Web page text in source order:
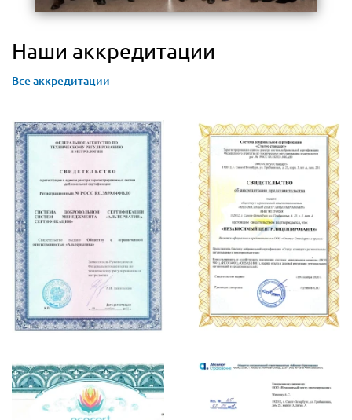
Наши аккредитации
Все аккредитации